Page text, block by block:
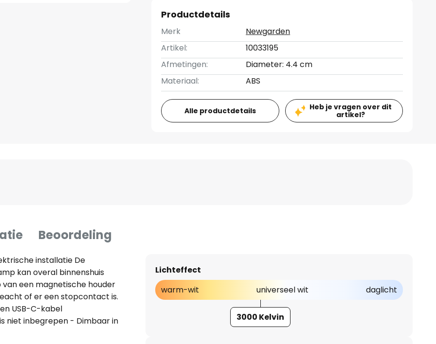
Productdetails
Merk
Newgarden
Artikel:
10033195
Afmetingen:
Diameter: 4.4 cm
Materiaal:
ABS
Alle productdetails
Heb je vragen over dit
artikel?
Beoordeling
installatie De
kan overal binnenshuis
een magnetische houder
of er een stopcontact is.
USB-C-kabel
niet inbegrepen - Dimbaar in
lamp - De lamp kan ook
Lichteffect
warm-wit
universeel wit daglicht
3000 Kelvin